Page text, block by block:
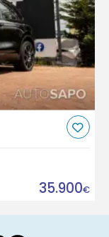
35.900€